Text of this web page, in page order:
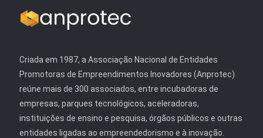
Criada em 1987, a Associação Nacional de Entidades
Promotoras de Empreendimentos Inovadores (Anprotec)
reúne mais de 300 associados, entre incubadoras de
empresas, parques tecnológicos, aceleradoras,
instituições de ensino e pesquisa, órgãos públicos e outras
entidades ligadas ao empreendedorismo e à inovação.